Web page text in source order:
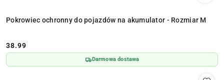
Pokrowiec ochronny do pojazdów na akumulator - Rozmiar M
Cena:
38.99
Darmowa dostawa